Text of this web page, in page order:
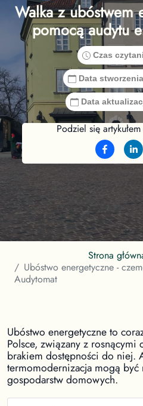
Walka z ubóstwem
pomocą audytu
Czas
Data
Data
Podziel się
Strona
Ubóstwo energetyczne -
Audytomat
Ubóstwo energetyczne to
Polsce, związany z
brakiem dostępności do niej.
termomodernizacja mogą
gospodarstw domowych.